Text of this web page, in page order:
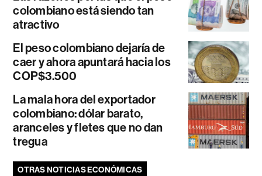
colombiano está siendo tan
atractivo
El peso colombiano dejaría de
caer y ahora apuntará hacia los
COP$3.500
La mala hora del exportador
colombiano: dólar barato,
aranceles y fletes que no dan
tregua
OTRAS NOTICIAS ECONÓMICAS